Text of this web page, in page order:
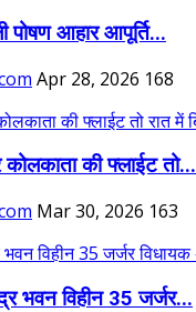
पोषण आहार आपूर्ति...
Apr 28, 2026 168
की फ्लाईट तो...
Mar 30, 2026 163
भवन विहीन 35 जर्जर...